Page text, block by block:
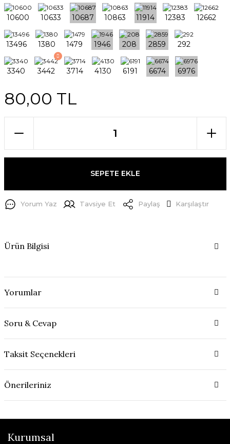
80,00 TL
SEPETE EKLE
Yorum Yaz Tavsiye Et Paylaş Karşılaştır
Ürün Bilgisi
Yorumlar
Soru & Cevap
Taksit Seçenekleri
Önerileriniz
Kurumsal